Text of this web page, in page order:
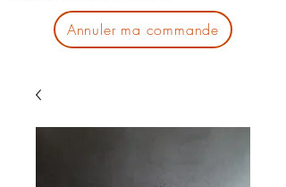
Annuler ma commande